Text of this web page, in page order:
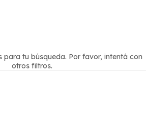
para tu búsqueda. Por favor, intentá con
otros filtros.